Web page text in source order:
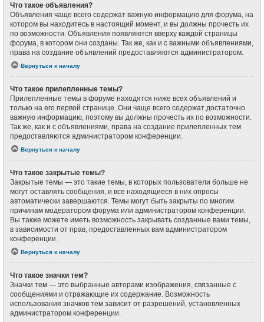
Что такое объявления?
Объявления чаще всего содержат важную информацию для форума, на
котором вы находитесь в настоящий момент, и вы должны прочесть их
по возможности. Объявления появляются вверху каждой страницы
форума, в котором они созданы. Так же, как и с важными объявлениями,
права на создание объявлений предоставляются администратором.
Вернуться к началу
Что такое прилепленные темы?
Прилепленные темы в форуме находятся ниже всех объявлений и
только на его первой странице. Они чаще всего содержат достаточно
важную информацию, поэтому вы должны прочесть их по возможности.
Так же, как и с объявлениями, права на создание прилепленных тем
предоставляются администратором конференции.
Вернуться к началу
Что такое закрытые темы?
Закрытые темы — это такие темы, в которых пользователи больше не
могут оставлять сообщения, и все находящиеся в них опросы
автоматически завершаются. Темы могут быть закрыты по многим
причинам модератором форума или администратором конференции.
Вы также можете иметь возможность закрывать созданные вами темы,
в зависимости от прав, предоставленных вам администратором
конференции.
Вернуться к началу
Что такое значки тем?
Значки тем — это выбранные авторами изображения, связанные с
сообщениями и отражающие их содержание. Возможность
использования значков тем зависит от разрешений, установленных
администратором конференции.